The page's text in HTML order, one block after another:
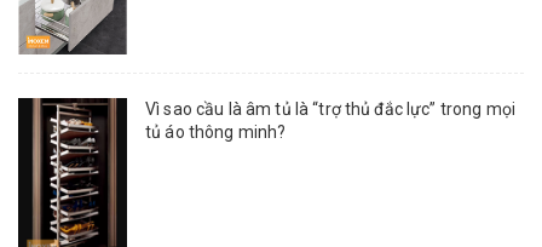
Vì sao cầu là âm tủ là “trợ thủ đắc lực” trong mọi
tủ áo thông minh?